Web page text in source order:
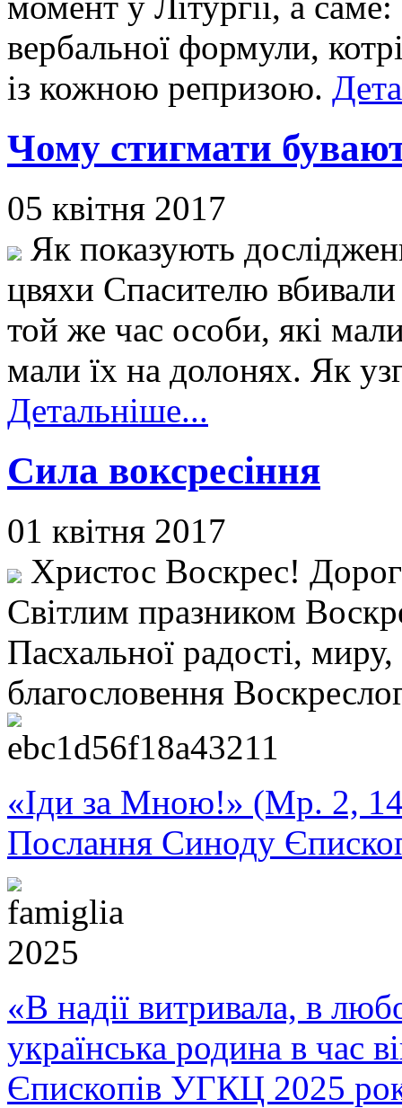
вербальної формули,
із кожною репризою.
Чому стигмати
05 квітня 2017
Як показують
цвяхи Спасителю вбивали
той же час особи, які
мали їх на долонях. Як
Детальніше...
Сила воксресіння
01 квітня 2017
Христос Воскрес!
Світлим празником
Пасхальної радості,
благословення
«Іди за Мною!» (Мр. 2,
Послання Синоду
«В надії витривала, в
українська родина в час
Єпископів УГКЦ 2025